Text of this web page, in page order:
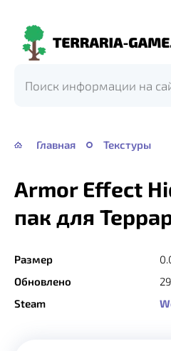
Terraria-
Главная Текстуры
Armor Effect
пак для
Размер
Обновлено
Steam